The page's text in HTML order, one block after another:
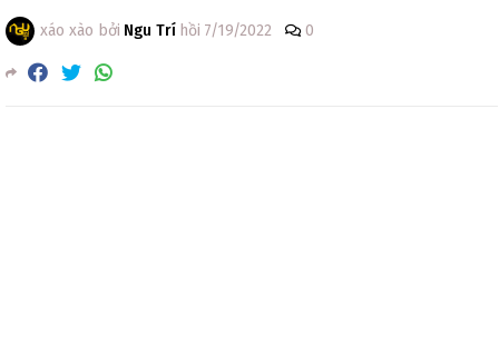
xáo xào bởi Ngu Trí hồi 7/19/2022 0